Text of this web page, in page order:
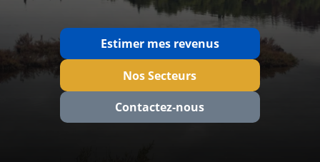
Estimer mes revenus
Nos Secteurs
Contactez‑nous